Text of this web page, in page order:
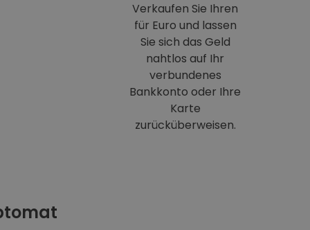
Verkaufen Sie Ihren
für Euro und lassen
Sie sich das Geld
nahtlos auf Ihr
verbundenes
Bankkonto oder Ihre
Karte
zurücküberweisen.